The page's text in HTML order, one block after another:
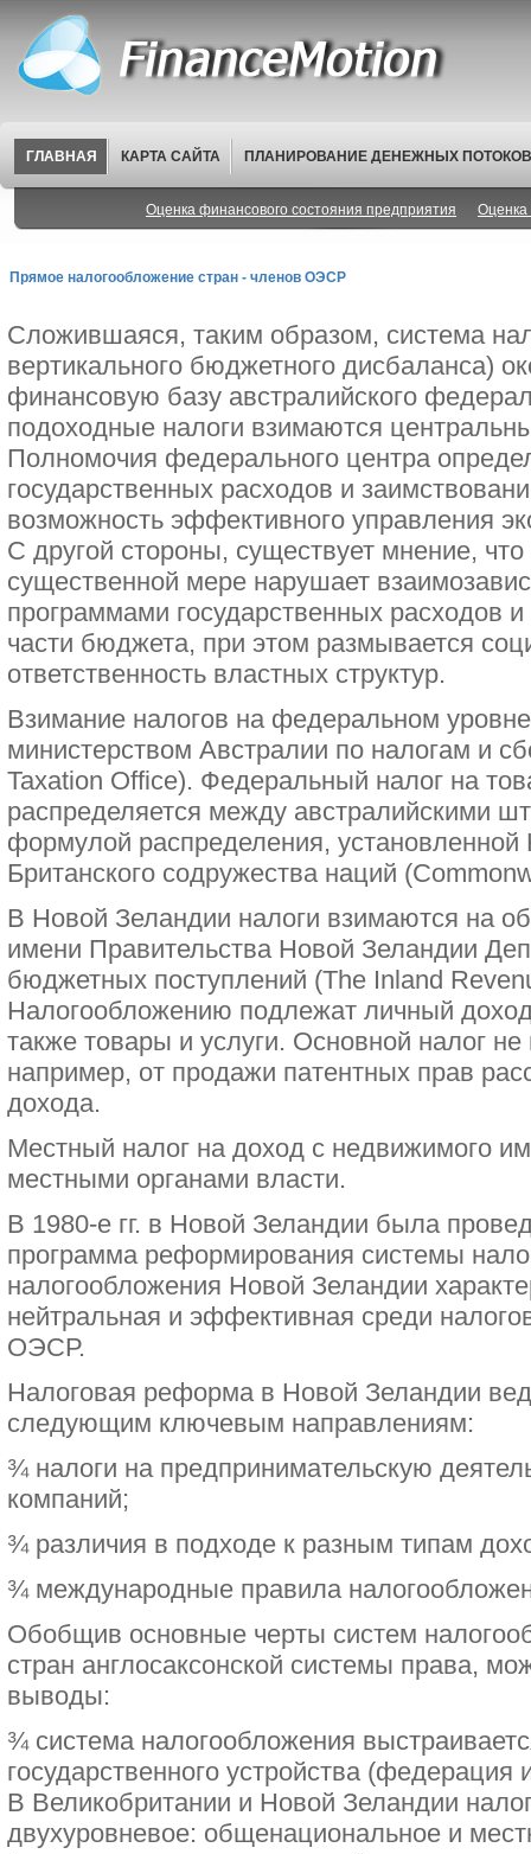
ГЛАВНАЯ КАРТА САЙТА ПЛАНИРОВАНИЕ ДЕНЕЖНЫХ ПОТОКОВ
Оценка финансового состояния предприятия Оценка
Прямое налогообложение стран - членов ОЭСР
Сложившаяся, таким образом, система
вертикального бюджетного дисбаланса)
финансовую базу австралийского
подоходные налоги взимаются
Полномочия федерального центра
государственных расходов и
возможность эффективного управления
С другой стороны, существует мнение,
существенной мере нарушает
программами государственных расходов
части бюджета, при этом размывается
ответственность властных структур.
Взимание налогов на федеральном
министерством Австралии по налогам и
Taxation Office). Федеральный налог на
распределяется между австралийскими
формулой распределения,
Британского содружества наций
В Новой Зеландии налоги взимаются на
имени Правительства Новой Зеландии
бюджетных поступлений (The Inland
Налогообложению подлежат личный
также товары и услуги. Основной налог
например, от продажи патентных прав
дохода.
Местный налог на доход с недвижимого
местными органами власти.
В 1980-е гг. в Новой Зеландии была
программа реформирования системы
налогообложения Новой Зеландии
нейтральная и эффективная среди
ОЭСР.
Налоговая реформа в Новой Зеландии
следующим ключевым направлениям:
¾ налоги на предпринимательскую
компаний;
¾ различия в подходе к разным типам
¾ международные правила
Обобщив основные черты систем
стран англосаксонской системы права,
выводы:
¾ система налогообложения
государственного устройства (федерация
В Великобритании и Новой Зеландии
двухуровневое: общенациональное и